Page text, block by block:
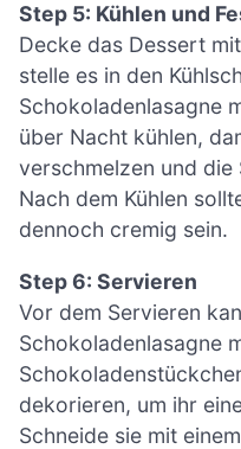
Step 5: Kühlen und
Decke das Dessert
stelle es in den
Schokoladenlasagne
über Nacht kühlen,
verschmelzen und die
Nach dem Kühlen
dennoch cremig sein.
Step 6: Servieren
Vor dem Servieren
Schokoladenlasagne
dekorieren, um ihr
Schneide sie mit